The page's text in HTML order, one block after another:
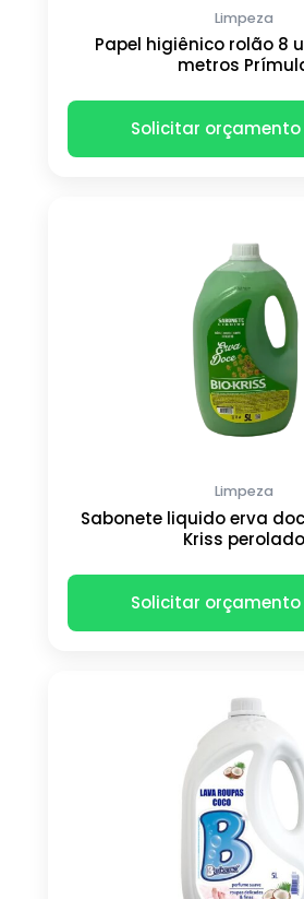
Limpeza
Papel higiênico rolão 8
metros
Solicitar orçamento
Limpeza
Sabonete liquido erva
Kriss perolado
Solicitar orçamento